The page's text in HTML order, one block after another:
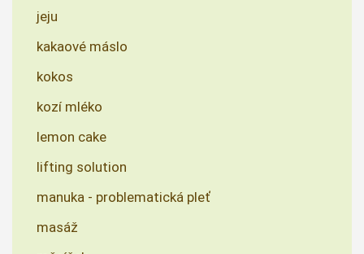
jeju
kakaové máslo
kokos
kozí mléko
lemon cake
lifting solution
manuka - problematická pleť
masáž